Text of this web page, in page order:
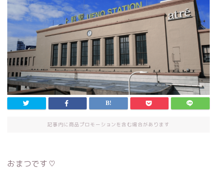
記事内に商品プロモーションを含む場合があります
おまつです♡